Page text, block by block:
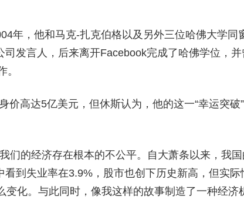
年，他和马克-扎克伯格以及另外三位哈佛大学同
发言人，后来离开Facebook完成了哈佛学位，并
。
高达5亿美元，但休斯认为，他的这一“幸运突破”
们的经济存在根本的不公平。自大萧条以来，我
到失业率在3.9%，股市也创下历史新高，但实际
化。与此同时，像我这样的故事制造了一种经济